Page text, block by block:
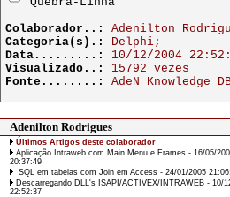
Colaborador..: Adenilton
Categoria(s).: Delphi;
Data.........: 10/12/2004
Visualizado..: 15792 vezes
Fonte........: AdeN Knowledge
Adenilton Rodrigues
Últimos Artigos deste colaborador
Aplicação Intraweb com Main Menu e Frames - 16/05/
20:37:49
SQL em tabelas com Join em Access - 24/01/2005
Descarregando DLL's ISAPI/ACTIVEX/INTRAWEB - 10/
22:52:37